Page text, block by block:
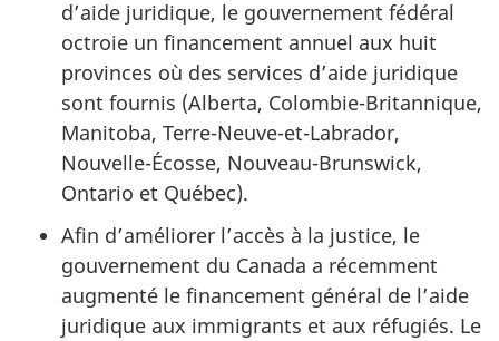
d’aide juridique, le gouvernement fédéral
octroie un financement annuel aux huit
provinces où des services d’aide juridique
sont fournis (Alberta, Colombie-Britannique,
Manitoba, Terre-Neuve-et-Labrador,
Nouvelle-Écosse, Nouveau-Brunswick,
Ontario et Québec).
Afin d’améliorer l’accès à la justice, le
gouvernement du Canada a récemment
augmenté le financement général de l’aide
juridique aux immigrants et aux réfugiés. Le